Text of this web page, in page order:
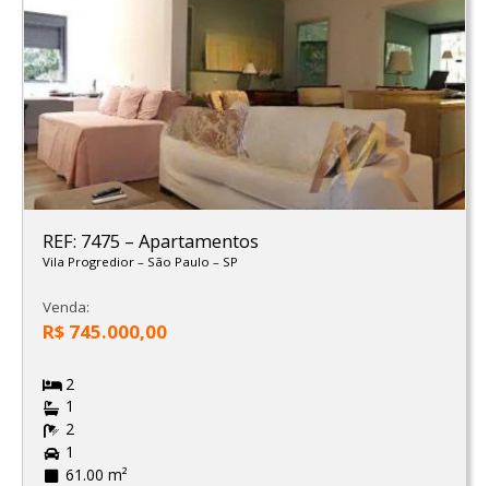
REF: 7475 – Apartamentos
Vila Progredior – São Paulo – SP
Venda:
R$ 745.000,00
2
1
2
1
61.00 m²